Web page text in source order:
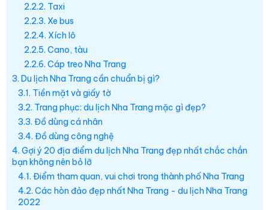
2.2.2. Taxi
2.2.3. Xe bus
2.2.4. Xích lô
2.2.5. Cano, tàu
2.2.6. Cáp treo Nha Trang
3. Du lịch Nha Trang cần chuẩn bị gì?
3.1. Tiền mặt và giấy tờ
3.2. Trang phục: du lịch Nha Trang mặc gì đẹp?
3.3. Đồ dùng cá nhân
3.4. Đồ dùng công nghệ
4. Gợi ý 20 địa điểm du lịch Nha Trang đẹp nhất chắc chắn
bạn không nên bỏ lỡ
4.1. Điểm tham quan, vui chơi trong thành phố Nha Trang
4.2. Các hòn đảo đẹp nhất Nha Trang - du lịch Nha Trang
2022